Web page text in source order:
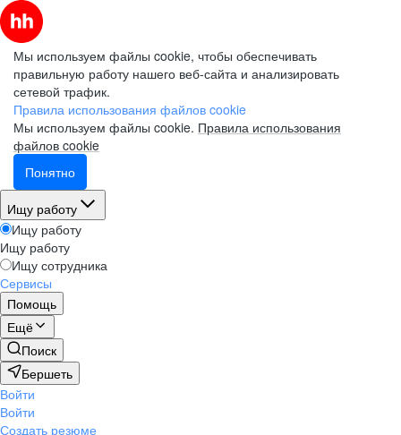
Мы используем файлы cookie, чтобы обеспечивать
правильную работу нашего веб-сайта и анализировать
сетевой трафик.
Правила использования файлов cookie
Мы используем файлы cookie. Правила использования
файлов cookie
Понятно
Ищу работу
Ищу работу
Ищу работу
Ищу сотрудника
Сервисы
Помощь
Ещё
Поиск
Бершеть
Войти
Войти
Создать резюме